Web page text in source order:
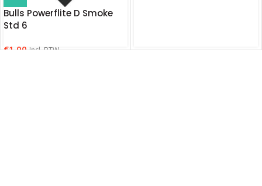
Bulls Powerflite D Smoke
Std 6
€1.00 Incl. BTW